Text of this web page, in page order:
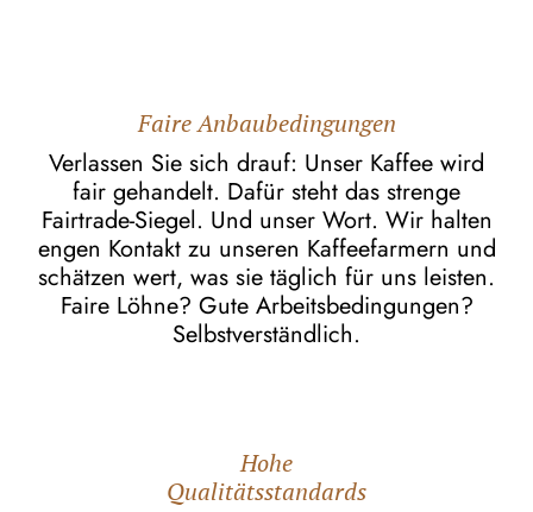
Faire Anbaubedingungen
Verlassen Sie sich drauf: Unser Kaffee wird
fair gehandelt. Dafür steht das strenge
Fairtrade-Siegel. Und unser Wort. Wir halten
engen Kontakt zu unseren Kaffeefarmern und
schätzen wert, was sie täglich für uns leisten.
Faire Löhne? Gute Arbeitsbedingungen?
Selbstverständlich.
Hohe
Qualitätsstandards